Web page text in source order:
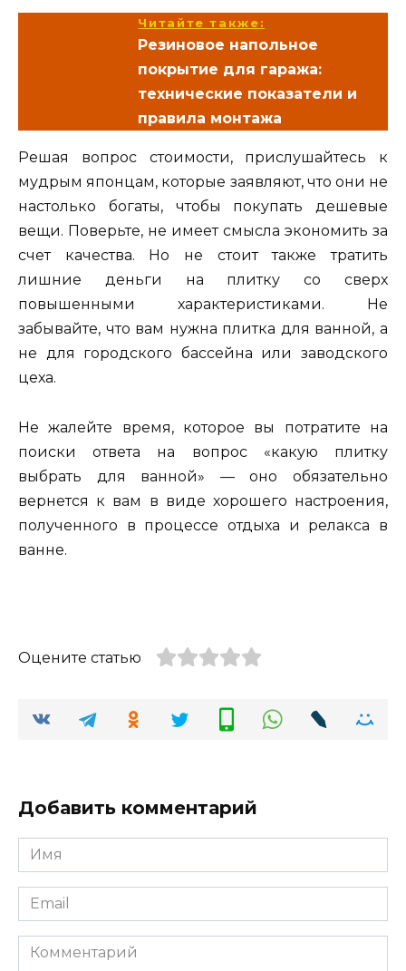
Читайте также:
Резиновое напольное
покрытие для гаража:
технические показатели и
правила монтажа
Решая вопрос стоимости, прислушайтесь к
мудрым японцам, которые заявляют, что они не
настолько богаты, чтобы покупать дешевые
вещи. Поверьте, не имеет смысла экономить за
счет качества. Но не стоит также тратить
лишние деньги на плитку со сверх
повышенными характеристиками. Не
забывайте, что вам нужна плитка для ванной, а
не для городского бассейна или заводского
цеха.
Не жалейте время, которое вы потратите на
поиски ответа на вопрос «какую плитку
выбрать для ванной» — оно обязательно
вернется к вам в виде хорошего настроения,
полученного в процессе отдыха и релакса в
ванне.
Оцените статью
Добавить комментарий
Имя
*
Email
*
Комментарий